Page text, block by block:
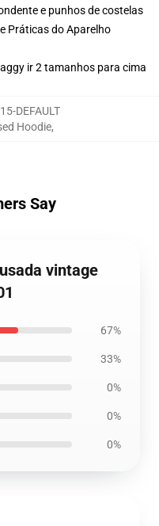
e punhos de costelas
Práticas do Aparelho
ir 2 tamanhos para cima
DEFAULT
Hoodie,
Say
vintage
67%
33%
0%
0%
0%